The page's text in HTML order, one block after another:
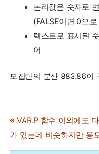
논리값은 숫자로
(FALSE이면 0으로
텍스트로 표시된
어
모집단의 분산 883.86이
※ VAR.P 함수 이외에도
가 있는데 비슷하지만 용